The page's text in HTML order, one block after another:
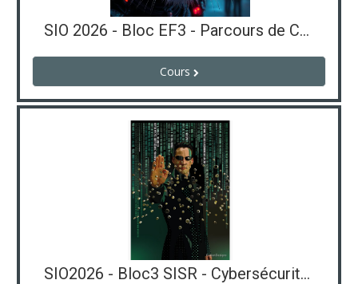
SIO 2026 - Bloc EF3 - Parcours de Certification - Rabier
Cours
SIO2026 - Bloc3 SISR - Cybersécurité - Rabier